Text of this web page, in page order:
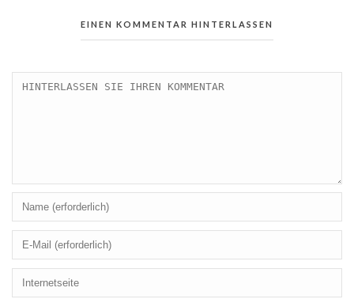
EINEN KOMMENTAR HINTERLASSEN